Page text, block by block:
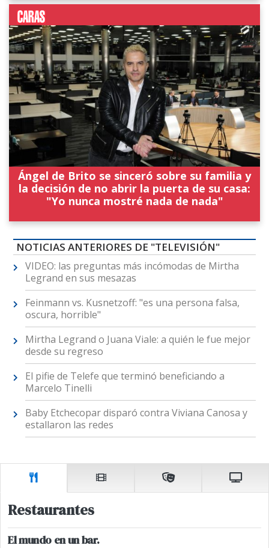
Ángel de Brito se sinceró sobre su familia y
la decisión de no abrir la puerta de su casa:
"Yo nunca mostré nada de nada"
NOTICIAS ANTERIORES DE "TELEVISIÓN"
VIDEO: las preguntas más incómodas de Mirtha
Legrand en sus mesazas
Feinmann vs. Kusnetzoff: "es una persona falsa,
oscura, horrible"
Mirtha Legrand o Juana Viale: a quién le fue mejor
desde su regreso
El pifie de Telefe que terminó beneficiando a
Marcelo Tinelli
Baby Etchecopar disparó contra Viviana Canosa y
estallaron las redes
Restaurantes
El mundo en un bar.